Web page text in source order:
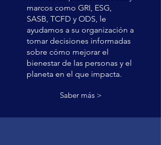
marcos como GRI, ESG,
SASB, TCFD y ODS, le
ayudamos a su organización a
tomar decisiones informadas
sobre cómo mejorar el
bienestar de las personas y el
planeta en el que impacta.
Saber más >